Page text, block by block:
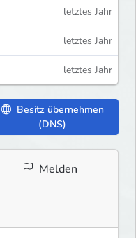
letztes Jahr
letztes Jahr
letztes Jahr
Besitz übernehmen
(DNS)
Melden